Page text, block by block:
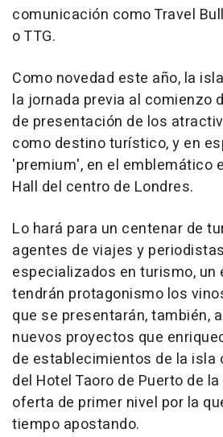
comunicación como Travel
o TTG.
Como novedad este año, la
la jornada previa al comienzo
de presentación de los
como destino turístico, y en
'premium', en el emblemático
Hall del centro de Londres.
Lo hará para un centenar de
agentes de viajes y
especializados en turismo, un
tendrán protagonismo los
que se presentarán, también,
nuevos proyectos que
de establecimientos de la isla
del Hotel Taoro de Puerto de
oferta de primer nivel por la
tiempo apostando.